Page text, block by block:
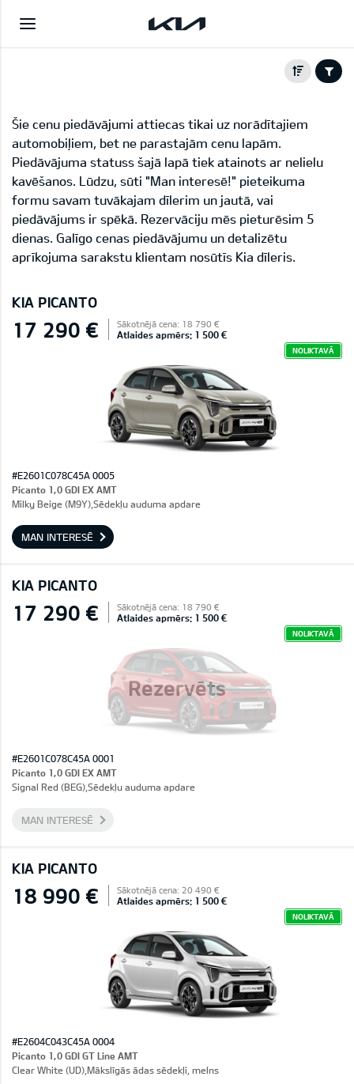
Šie cenu piedāvājumi attiecas tikai uz norādītajiem
automobiļiem, bet ne parastajām cenu lapām.
Piedāvājuma statuss šajā lapā tiek atainots ar nelielu
kavēšanos. Lūdzu, sūti "Man interesē!" pieteikuma
formu savam tuvākajam dīlerim un jautā, vai
piedāvājums ir spēkā. Rezervāciju mēs pieturēsim 5
dienas. Galīgo cenas piedāvājumu un detalizētu
aprīkojuma sarakstu klientam nosūtīs Kia dīleris.
KIA PICANTO
17 290 € Sākotnējā cena: 18 790 €
Atlaides apmērs: 1 500 €
NOLIKTAVĀ
#E2601C078C45A 0005
Picanto 1,0 GDI EX AMT
Milky Beige (M9Y),Sēdekļu auduma apdare
MAN INTERESĒ
KIA PICANTO
Rezervēts
17 290 € Sākotnējā cena: 18 790 €
Atlaides apmērs: 1 500 €
NOLIKTAVĀ
#E2601C078C45A 0001
Picanto 1,0 GDI EX AMT
Signal Red (BEG),Sēdekļu auduma apdare
MAN INTERESĒ
KIA PICANTO
18 990 € Sākotnējā cena: 20 490 €
Atlaides apmērs: 1 500 €
NOLIKTAVĀ
#E2604C043C45A 0004
Picanto 1,0 GDI GT Line AMT
Clear White (UD),Mākslīgās ādas sēdekļi, melns